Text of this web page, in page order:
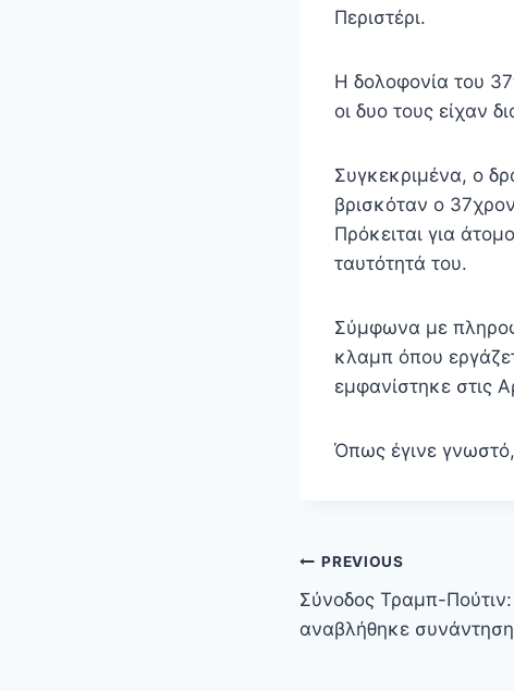
Περιστέρι.
Η δολοφονία του
οι δυο τους είχαν
Συγκεκριμένα, ο
βρισκόταν ο
Πρόκειται για
ταυτότητά του.
Σύμφωνα με
κλαμπ όπου
εμφανίστηκε στις
Όπως έγινε
Πλοήγηση
άρθρων
PREVIOUS
Σύνοδος Τραμπ-
αναβλήθηκε